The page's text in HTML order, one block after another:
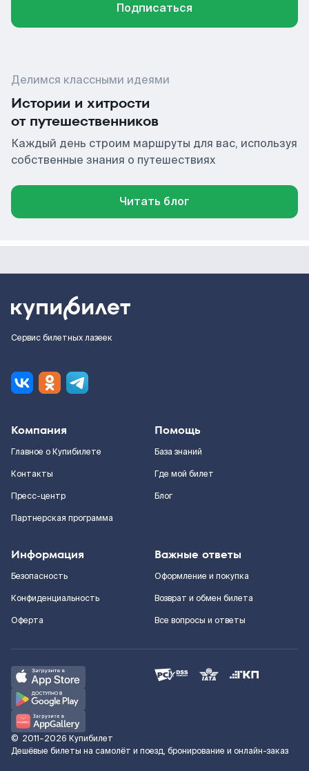
Подписаться
Делимся классными идеями
Истории и хитрости
от путешественников
Каждый день строим маршруты для вас, используя
собственные знания о путешествиях
Читать блог
Сервис билетных лазеек
Компания
Главное о Купибилете
Контакты
Пресс-центр
Партнерская программа
Помощь
База знаний
Где мой билет
Блог
Информация
Безопасность
Конфиденциальность
Оферта
Важные ответы
Оформление и покупка
Возврат и обмен билета
Все вопросы и ответы
© 2011–2026 Купибилет
Дешёвые билеты на самолёт и поезд, бронирование и онлайн-заказ